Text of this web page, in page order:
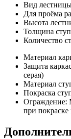
Вид
Для проёма
Высота
Толщина
Количество
Материал
Защита
серая)
Материал
Покраска
Ограждение:
при покраске